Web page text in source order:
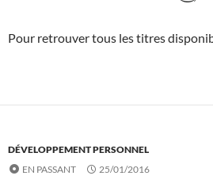
Pour retrouver tous les titres
DÉVELOPPEMENT PERSONNEL
EN PASSANT
25/01/2016